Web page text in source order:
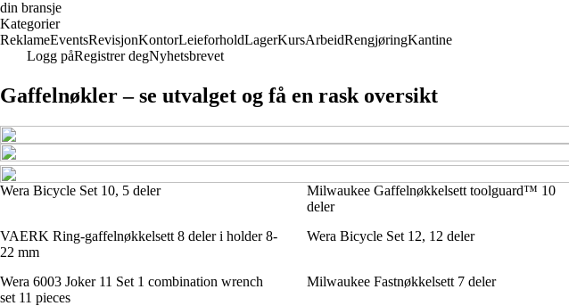
din bransje
Kategorier
ReklameEventsRevisjonKontorLeieforholdLagerKursArbeidRengjøringKantine
Logg påRegistrer degNyhetsbrevet
Gaffelnøkler – se utvalget og få en rask oversikt
Wera Bicycle Set 10, 5 deler
Milwaukee Gaffelnøkkelsett toolguard™ 10
deler
VAERK Ring-gaffelnøkkelsett 8 deler i holder 8-
22 mm
Wera Bicycle Set 12, 12 deler
Wera 6003 Joker 11 Set 1 combination wrench
set 11 pieces
Milwaukee Fastnøkkelsett 7 deler